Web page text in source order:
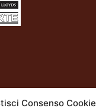
Consenso Cookie